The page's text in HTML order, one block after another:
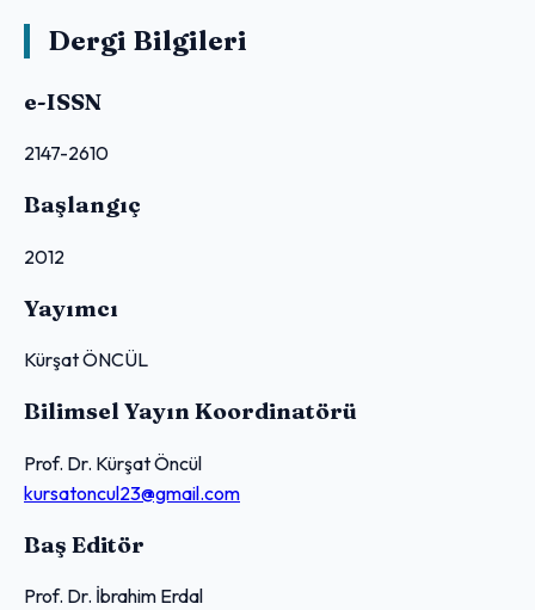
Dergi Bilgileri
e-ISSN
2147-2610
Başlangıç
2012
Yayımcı
Kürşat ÖNCÜL
Bilimsel Yayın Koordinatörü
Prof. Dr. Kürşat Öncül
kursatoncul23@gmail.com
Baş Editör
Prof. Dr. İbrahim Erdal